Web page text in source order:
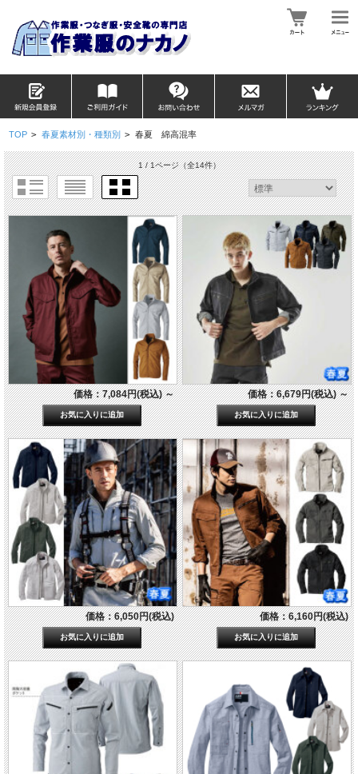
TOP > 春夏素材別・種類別 > 春夏 綿高混率
1 / 1ページ（全14件）
価格：7,084円(税込)～ 価格：6,679円(税込)～
価格：6,050円(税込) 価格：6,160円(税込)